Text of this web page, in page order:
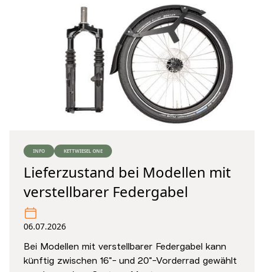
INFO KETTWIESEL ONE
Lieferzustand bei Modellen mit
verstellbarer Federgabel
06.07.2026
Bei Modellen mit verstellbarer Federgabel kann
künftig zwischen 16"- und 20"-Vorderrad gewählt